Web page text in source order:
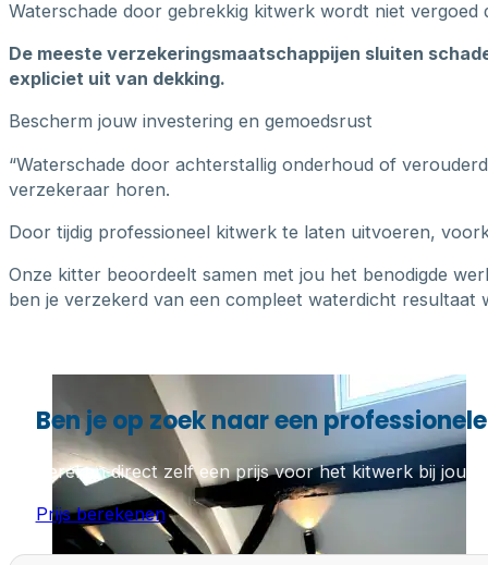
Waterschade door gebrekkig kitwerk wordt niet
De meeste verzekeringsmaatschappijen sluiten
expliciet uit van dekking.
Bescherm jouw investering en gemoedsrust
“Waterschade door achterstallig onderhoud of
verzekeraar horen.
Door tijdig professioneel kitwerk te laten uitvoeren,
Onze kitter beoordeelt samen met jou het benodigde
ben je verzekerd van een compleet waterdicht resultaat
Ben je op zoek naar een
Bereken direct zelf een prijs voor het kitwerk bij jou
Prijs berekenen